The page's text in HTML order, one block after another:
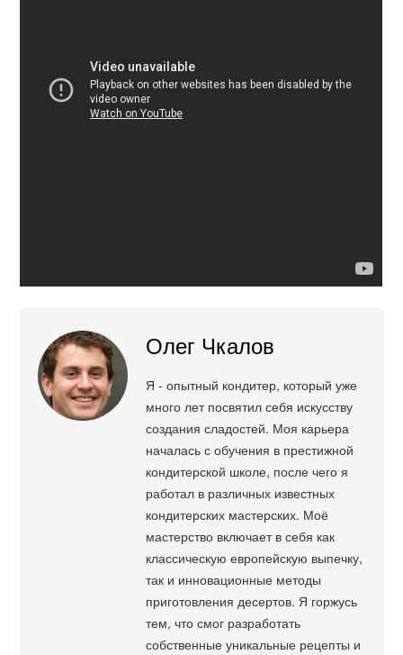
Олег Чкалов
Я - опытный кондитер, который уже
много лет посвятил себя искусству
создания сладостей. Моя карьера
началась с обучения в престижной
кондитерской школе, после чего я
работал в различных известных
кондитерских мастерских. Моё
мастерство включает в себя как
классическую европейскую выпечку,
так и инновационные методы
приготовления десертов. Я горжусь
тем, что смог разработать
собственные уникальные рецепты и